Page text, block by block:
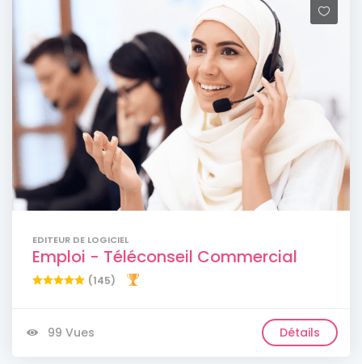
EDITEUR DE LOGICIEL
Emploi - Téléconseil Commercial
(145)
99 Vues Détails